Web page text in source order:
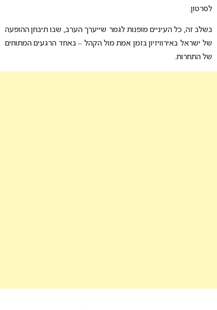
לסרטון.
בשלב זה, כל העיניים מופנות לגמר שייערך הערב, שבו תיבחן ההופעה
של ישראל באירוויזיון בזמן אמת מול הקהל – באחד הרגעים המתוחים
של התחרות.